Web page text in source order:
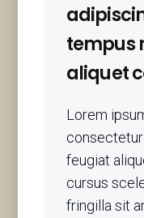
tempus
aliquet
Lorem
feugiat
cursus
fringilla sit